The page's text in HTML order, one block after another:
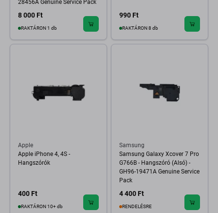
28456A Genuine Service Pack
8 000 Ft
RAKTÁRON 1 db
990 Ft
RAKTÁRON 8 db
Apple
Apple iPhone 4, 4S -
Hangszórók
400 Ft
RAKTÁRON 10+ db
Samsung
Samsung Galaxy Xcover 7 Pro
G766B - Hangszóró (Alsó) -
GH96-19471A Genuine Service
Pack
4 400 Ft
RENDELÉSRE